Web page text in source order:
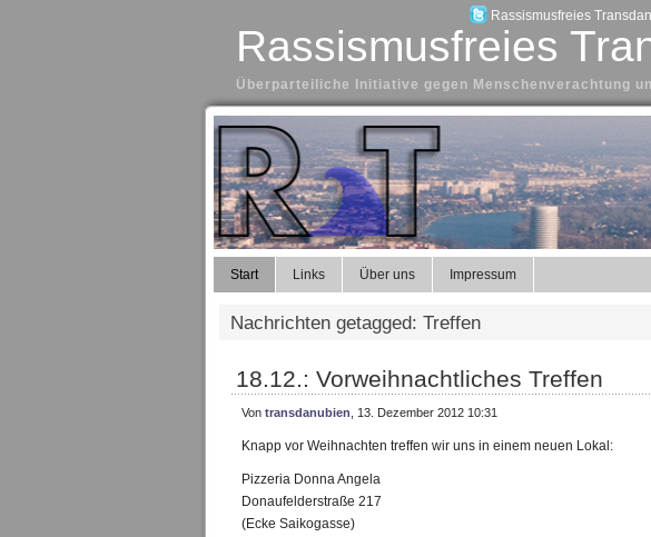
Rassismusfreies
Rassismusfreies
Überparteiliche Initiative gegen Menschenverachtung
Start Links Über uns Impressum
Nachrichten getagged: Treffen
18.12.: Vorweihnachtliches Treffen
Von transdanubien , 13. Dezember 2012 10:31
Knapp vor Weihnachten treffen wir uns in einem neuen Lokal:
Pizzeria Donna Angela
Donaufelderstraße 217
(Ecke Saikogasse)